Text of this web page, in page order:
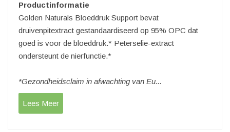
Productinformatie
Golden Naturals Bloeddruk Support bevat
druivenpitextract gestandaardiseerd op 95% OPC dat
goed is voor de bloeddruk.* Peterselie-extract
ondersteunt de nierfunctie.*
*Gezondheidsclaim in afwachting van Eu...
Lees Meer